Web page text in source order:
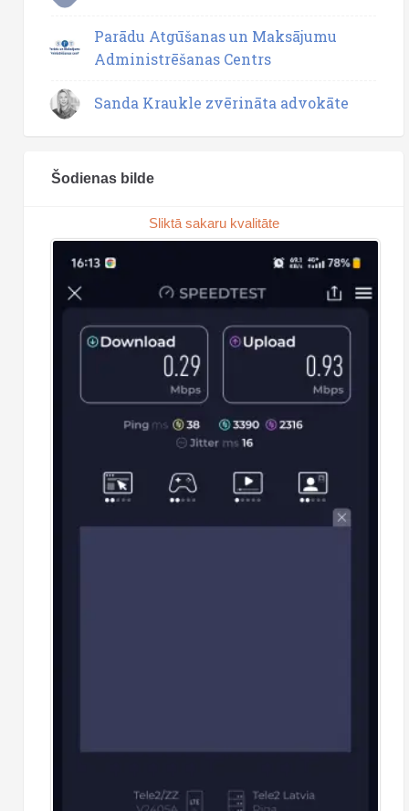
Parādu Atgūšanas un Maksājumu
Administrēšanas Centrs
Sanda Kraukle zvērināta advokāte
Šodienas bilde
Sliktā sakaru kvalitāte